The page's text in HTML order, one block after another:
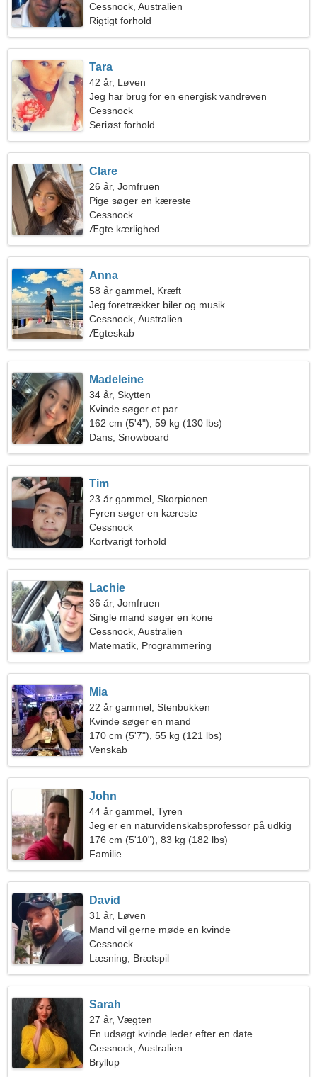
Cessnock, Australien
Rigtigt forhold
Tara
42 år, Løven
Jeg har brug for en energisk vandreven
Cessnock
Seriøst forhold
Clare
26 år, Jomfruen
Pige søger en kæreste
Cessnock
Ægte kærlighed
Anna
58 år gammel, Kræft
Jeg foretrækker biler og musik
Cessnock, Australien
Ægteskab
Madeleine
34 år, Skytten
Kvinde søger et par
162 cm (5'4"), 59 kg (130 lbs)
Dans, Snowboard
Tim
23 år gammel, Skorpionen
Fyren søger en kæreste
Cessnock
Kortvarigt forhold
Lachie
36 år, Jomfruen
Single mand søger en kone
Cessnock, Australien
Matematik, Programmering
Mia
22 år gammel, Stenbukken
Kvinde søger en mand
170 cm (5'7"), 55 kg (121 lbs)
Venskab
John
44 år gammel, Tyren
Jeg er en naturvidenskabsprofessor på udkig
efter en varm kvinde
176 cm (5'10"), 83 kg (182 lbs)
Familie
David
31 år, Løven
Mand vil gerne møde en kvinde
Cessnock
Læsning, Brætspil
Sarah
27 år, Vægten
En udsøgt kvinde leder efter en date
Cessnock, Australien
Bryllup